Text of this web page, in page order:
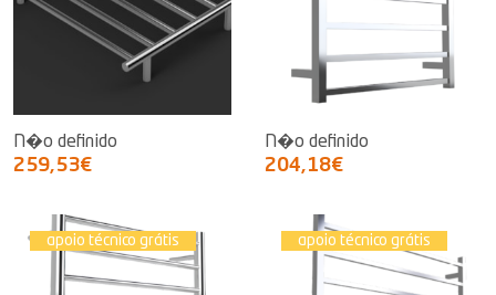
N�o definido
259,53€
N�o definido
204,18€
apoio técnico grátis apoio técnico grátis